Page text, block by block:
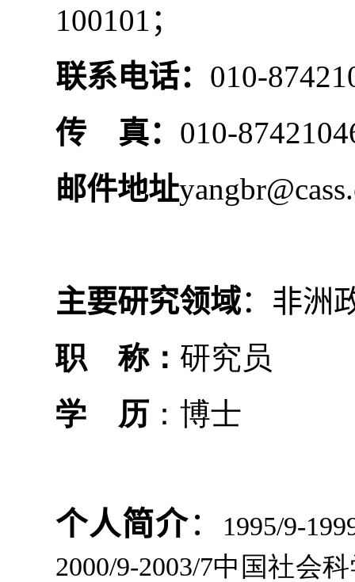
100101 ；
联系电话： 010-
传
真： 010-
邮件地址
主要研究领域：非洲
职
称： 研究员
学
历 ：博士
个人简介： 1995/9-
2000/9-2003/7中国社会